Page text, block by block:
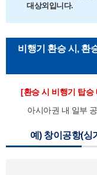
대상외입니다.
비행기 환승 시, 환
[환승 시 비행기 탑승
아시아권 내 일부
예) 창이공항(싱